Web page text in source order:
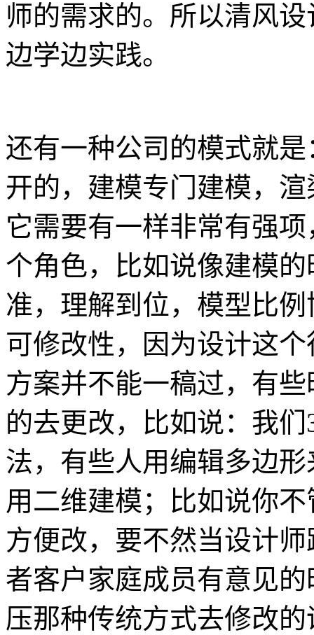
师的需求的。所以清风
边学边实践。
还有一种公司的模式就
开的，建模专门建模，
它需要有一样非常有强
个角色，比如说像建模
准，理解到位，模型比
可修改性，因为设计这
方案并不能一稿过，有
的去更改，比如说：我
法，有些人用编辑多边
用二维建模；比如说你
方便改，要不然当设计
者客户家庭成员有意见
压那种传统方式去修改